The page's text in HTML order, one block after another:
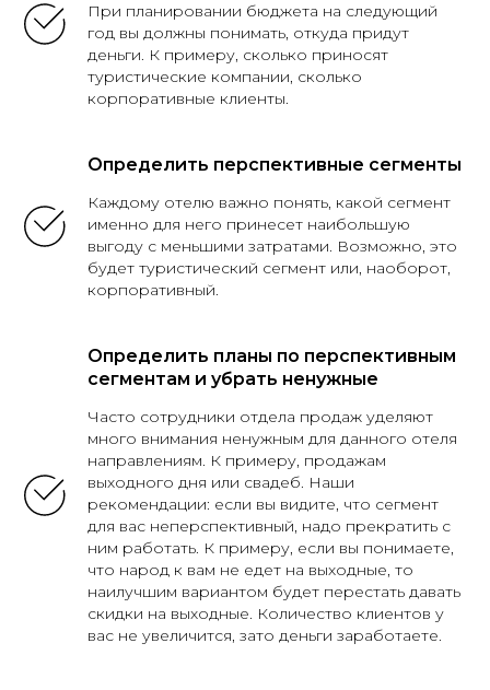
При планировании бюджета на следующий
год вы должны понимать, откуда придут
деньги. К примеру, сколько приносят
туристические компании, сколько
корпоративные клиенты.
Определить перспективные сегменты
Каждому отелю важно понять, какой сегмент
именно для него принесет наибольшую
выгоду с меньшими затратами. Возможно, это
будет туристический сегмент или, наоборот,
корпоративный.
Определить планы по перспективным
сегментам и убрать ненужные
Часто сотрудники отдела продаж уделяют
много внимания ненужным для данного отеля
направлениям. К примеру, продажам
выходного дня или свадеб. Наши
рекомендации: если вы видите, что сегмент
для вас неперспективный, надо прекратить с
ним работать. К примеру, если вы понимаете,
что народ к вам не едет на выходные, то
наилучшим вариантом будет перестать давать
скидки на выходные. Количество клиентов у
вас не увеличится, зато деньги заработаете.